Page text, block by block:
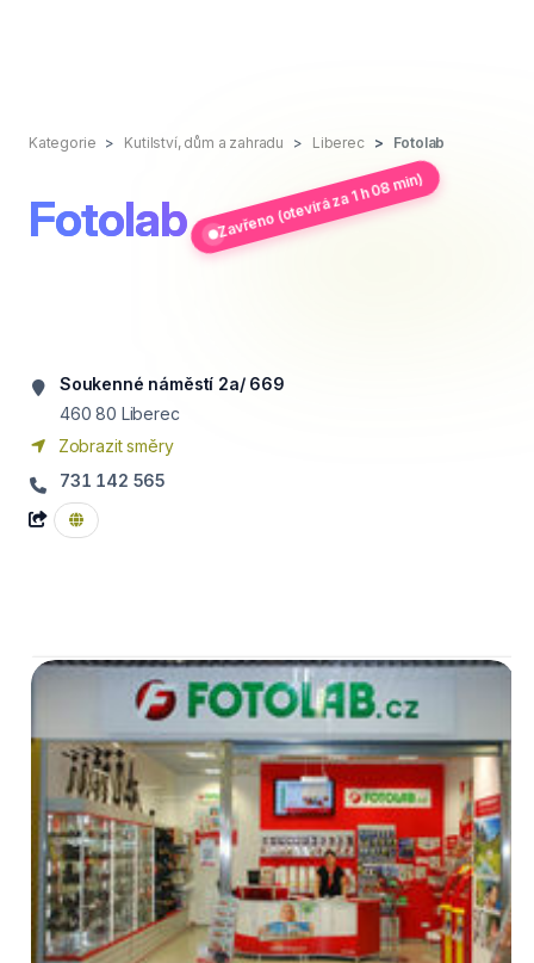
Kategorie Kutilství, dům a zahradu Liberec Fotolab
Fotolab Zavřeno (otevírá za 1 h 08 min)
Soukenné náměstí 2a/ 669
460 80 Liberec
Zobrazit směry
731 142 565